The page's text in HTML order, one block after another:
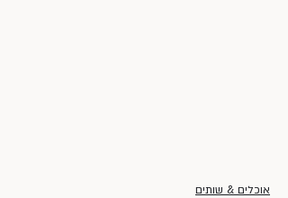
אוכלים & שותים